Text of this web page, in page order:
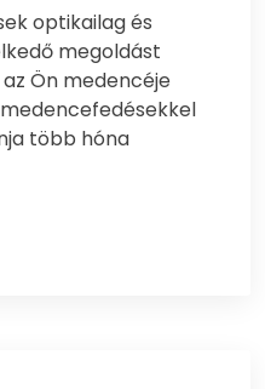
optikailag és
megoldást
Ön medencéje
több hóna